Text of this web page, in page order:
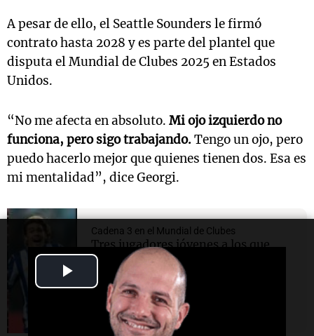
Play
Video
A pesar de ello, el Seattle Sounders le firmó
contrato hasta 2028 y es parte del plantel que
disputa el Mundial de Clubes 2025 en Estados
Unidos.
“No me afecta en absoluto. Mi ojo izquierdo no
funciona, pero sigo trabajando. Tengo un ojo, pero
puedo hacerlo mejor que quienes tienen dos. Esa es
mi mentalidad”, dice Georgi.
Cadena 3 en el Mundial de Clubes
Tres jugadores jóvenes a los que
ponerle el ojo en el Mundial de
Clubes